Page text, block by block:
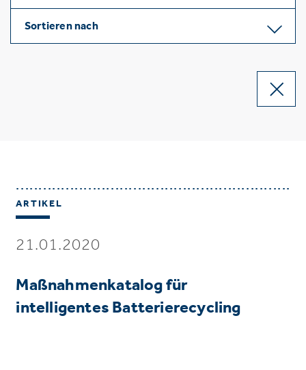
Sortieren nach
ARTIKEL
21.01.2020
Maßnahmenkatalog für
intelligentes Batterierecycling